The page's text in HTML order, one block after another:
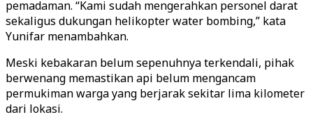
pemadaman. “Kami sudah mengerahkan personel darat
sekaligus dukungan helikopter water bombing,” kata
Yunifar menambahkan.
Meski kebakaran belum sepenuhnya terkendali, pihak
berwenang memastikan api belum mengancam
permukiman warga yang berjarak sekitar lima kilometer
dari lokasi.